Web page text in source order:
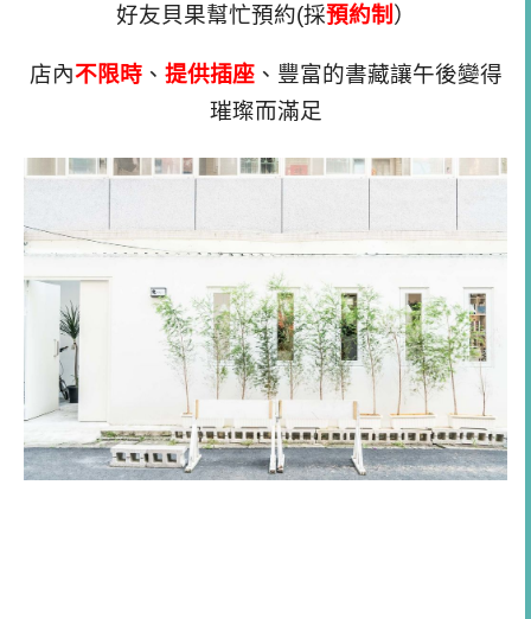
好友貝果幫忙預約(採預約制 ）
店內不限時、 提供插座、豐富的書藏讓午後變得
璀璨而滿足